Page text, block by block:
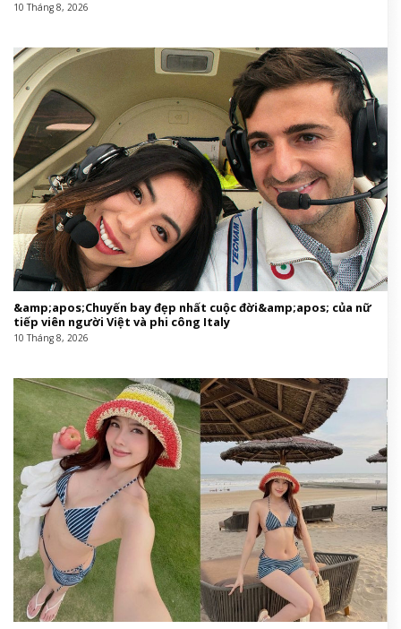
10 Tháng 8, 2026
&amp;apos;Chuyến bay đẹp nhất cuộc đời&amp;apos; của nữ
tiếp viên người Việt và phi công Italy
10 Tháng 8, 2026